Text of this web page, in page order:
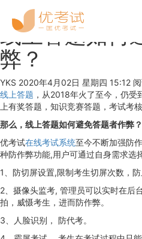
线上答题如何
弊？
YKS 2020年4月02日 星期四 15:12
线上答题 ，从2018年火了至今，仍
上有奖答题，知识竞赛答题，考试考核
那么，线上答题如何避免答题者作弊？
优考试在线考试系统至今不断加强防
种防作弊功能,用户可通过自身需求选
1、防切屏设置,限制考生切屏次数，防
2、摄像头监考, 管理员可以实时在后
拍，威慑考生，进而防作弊。
3、人脸识别， 防代考。